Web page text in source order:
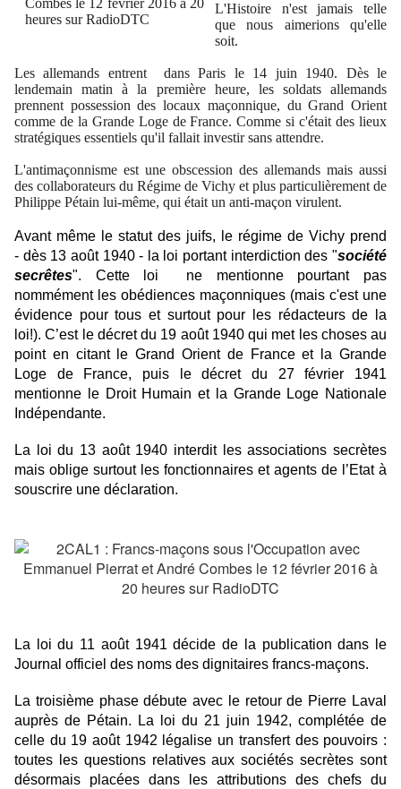
L'Histoire n'est jamais telle
que nous aimerions qu'elle
soit.
Les allemands entrent dans Paris le 14 juin 1940. Dès le
lendemain matin à la première heure, les soldats allemands
prennent possession des locaux maçonnique, du Grand Orient
comme de la Grande Loge de France. Comme si c'était des lieux
stratégiques essentiels qu'il fallait investir sans attendre.
L'antimaçonnisme est une obscession des allemands mais aussi
des collaborateurs du Régime de Vichy et plus particulièrement de
Philippe Pétain lui-même, qui était un anti-maçon virulent.
Avant même le statut des juifs, le régime de Vichy prend
- dès 13 août 1940 - la loi portant interdiction des "société
secrêtes". Cette loi ne mentionne pourtant pas
nommément les obédiences maçonniques (mais c'est une
évidence pour tous et surtout pour les rédacteurs de la
loi!). C’est le décret du 19 août 1940 qui met les choses au
point en citant le Grand Orient de France et la Grande
Loge de France, puis le décret du 27 février 1941
mentionne le Droit Humain et la Grande Loge Nationale
Indépendante.
La loi du 13 août 1940 interdit les associations secrètes
mais oblige surtout les fonctionnaires et agents de l’Etat à
souscrire une déclaration.
La loi du 11 août 1941 décide de la publication dans le
Journal officiel des noms des dignitaires francs-maçons.
La troisième phase débute avec le retour de Pierre Laval
auprès de Pétain. La loi du 21 juin 1942, complétée de
celle du 19 août 1942 légalise un transfert des pouvoirs :
toutes les questions relatives aux sociétés secrètes sont
désormais placées dans les attributions des chefs du